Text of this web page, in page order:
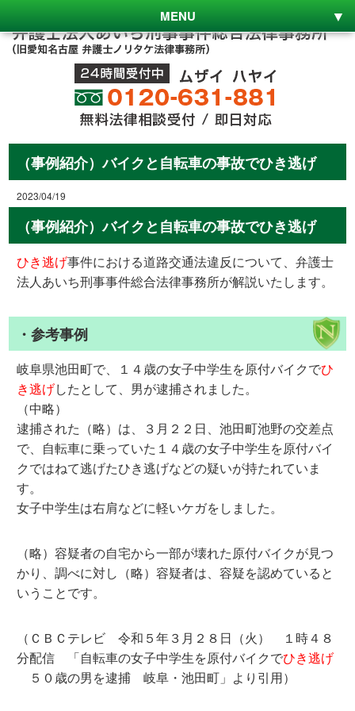
MENU
（事例紹介）バイクと自転車の事故でひき逃げ
2023/04/19
（事例紹介）バイクと自転車の事故でひき逃げ
ひき逃げ事件における道路交通法違反について、弁護士
法人あいち刑事事件総合法律事務所が解説いたします。
・参考事例
岐阜県池田町で、１４歳の女子中学生を原付バイクでひ
き逃げしたとして、男が逮捕されました。
（中略）
逮捕された（略）は、３月２２日、池田町池野の交差点
で、自転車に乗っていた１４歳の女子中学生を原付バイ
クではねて逃げたひき逃げなどの疑いが持たれていま
す。
女子中学生は右肩などに軽いケガをしました。
（略）容疑者の自宅から一部が壊れた原付バイクが見つ
かり、調べに対し（略）容疑者は、容疑を認めていると
いうことです。
（ＣＢＣテレビ 令和５年３月２８日（火） １時４８
分配信 「自転車の女子中学生を原付バイクでひき逃げ
５０歳の男を逮捕 岐阜・池田町」より引用）